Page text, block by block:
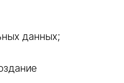
данных;